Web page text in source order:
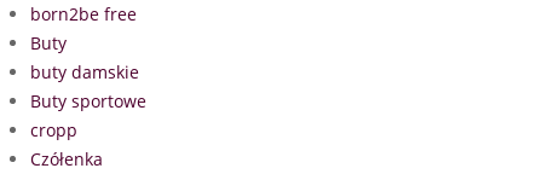
born2be free
Buty
buty damskie
Buty sportowe
cropp
Czółenka